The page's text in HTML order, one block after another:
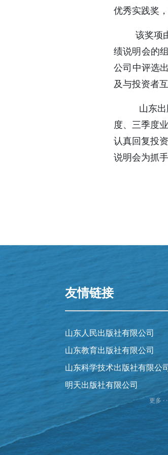
优秀实践奖
该奖项
绩说明会的
公司中评选
及与投资者
山东出版
度、三季度
认真回复投
说明会为抓
友情链接
山东人民出版社有限公司
山东教育出版社有限公司
山东科学技术出版社有限公
明天出版社有限公司
更多 · ·